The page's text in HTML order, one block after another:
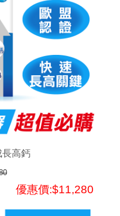
長高鈣
優惠價:$11,280